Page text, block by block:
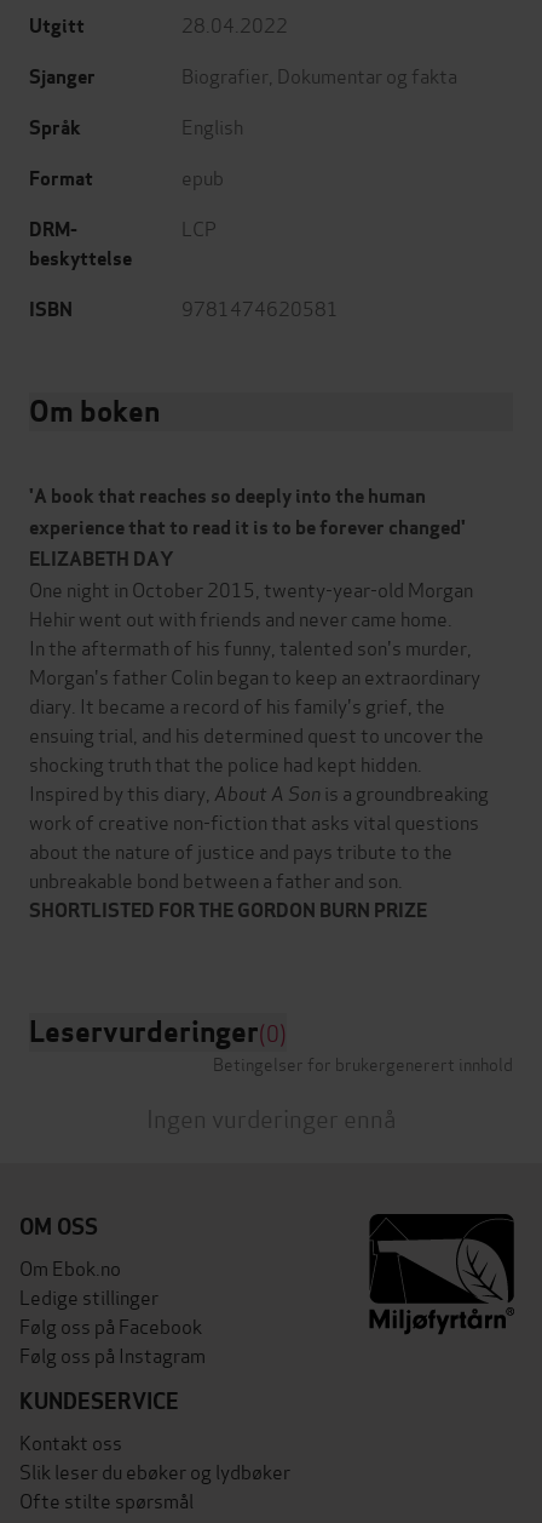
Utgitt 28.04.2022
Sjanger Biografier Dokumentar og fakta
Språk English
Format epub
DRM-
beskyttelse
LCP
ISBN 9781474620581
Om boken
'A book that reaches so deeply into the human
experience that to read it is to be forever changed'
ELIZABETH DAY
One night in October 2015, twenty-year-old Morgan
Hehir went out with friends and never came home.
In the aftermath of his funny, talented son's murder,
Morgan's father Colin began to keep an extraordinary
diary. It became a record of his family's grief, the
ensuing trial, and his determined quest to uncover the
shocking truth that the police had kept hidden.
Inspired by this diary, About A Son is a groundbreaking
work of creative non-fiction that asks vital questions
about the nature of justice and pays tribute to the
unbreakable bond between a father and son.
SHORTLISTED FOR THE GORDON BURN PRIZE
Leservurderinger(0)
Betingelser for brukergenerert innhold
Ingen vurderinger ennå
OM OSS
Om Ebok.no
Ledige stillinger
Følg oss på Facebook
Følg oss på Instagram
KUNDESERVICE
Kontakt oss
Slik leser du ebøker og lydbøker
Ofte stilte spørsmål